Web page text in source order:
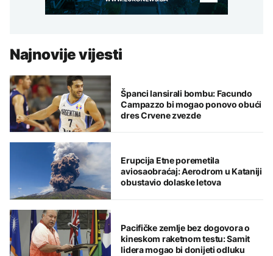
Najnovije vijesti
Španci lansirali bombu: Facundo
Campazzo bi mogao ponovo obući
dres Crvene zvezde
Erupcija Etne poremetila
aviosaobraćaj: Aerodrom u Kataniji
obustavio dolaske letova
Pacifičke zemlje bez dogovora o
kineskom raketnom testu: Samit
lidera mogao bi donijeti odluku